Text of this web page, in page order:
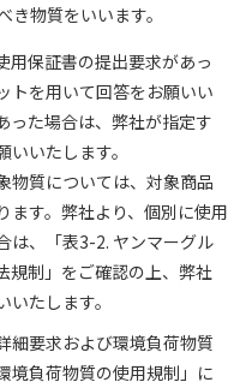
物質をいいます。
用保証書の提出要求があっ
トを用いて回答をお願いい
った場合は、弊社が指定す
いたします。
物質については、対象商品
ます。弊社より、個別に使用
は、「表3-2. ヤンマーグル
規制」をご確認の上、弊社
たします。
細要求および環境負荷物質
境負荷物質の使用規制」に